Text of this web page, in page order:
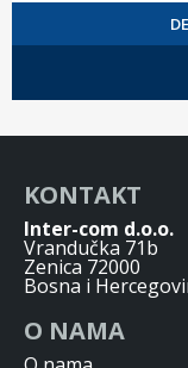
KONTAKT
Inter-com d.o.o.
Vrandučka 71b
Zenica 72000
Bosna i
O NAMA